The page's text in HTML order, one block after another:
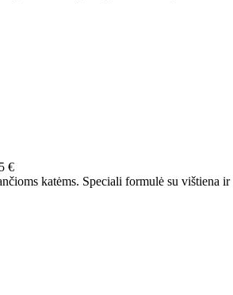
€
katėms. Speciali formulė su vištiena